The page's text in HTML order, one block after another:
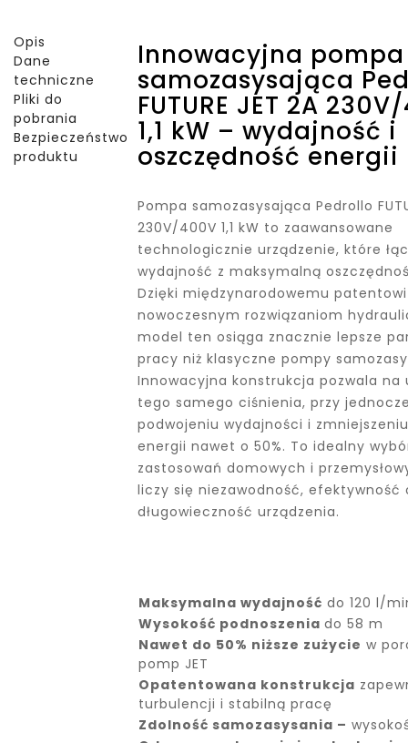
Opis
Dane
techniczne
Pliki do
pobrania
Bezpieczeństwo
produktu
Innowacyjna pompa
samozasysająca
FUTURE JET 2A
1,1 kW – wydajność i
oszczędność energii
Pompa samozasysająca Pedrollo
230V/400V 1,1 kW to zaawansowane
technologicznie urządzenie, które
wydajność z maksymalną
Dzięki międzynarodowemu
nowoczesnym rozwiązaniom
model ten osiąga znacznie lepsze
pracy niż klasyczne pompy
Innowacyjna konstrukcja pozwala na
tego samego ciśnienia, przy
podwojeniu wydajności i
energii nawet o 50%. To idealny
zastosowań domowych i
liczy się niezawodność, efektywność
długowieczność urządzenia.
Maksymalna wydajność do 120 l/
Wysokość podnoszenia do 58 m
Nawet do 50% niższe zużycie w
pomp JET
Opatentowana konstrukcja
turbulencji i stabilną pracę
Zdolność samozasysania –